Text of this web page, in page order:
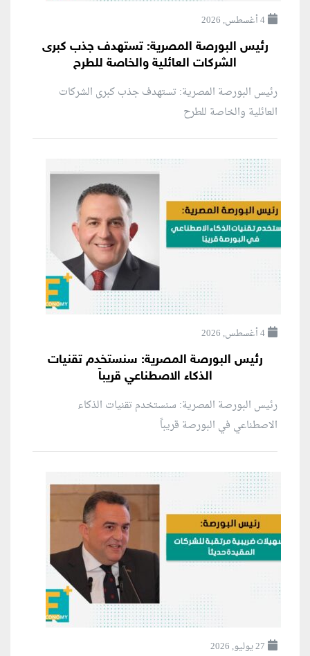
4 أغسطس, 2026
رئيس البورصة المصرية: تستهدف جذب كبرى
الشركات العائلية والخاصة للطرح
رئيس البورصة المصرية: تستهدف جذب كبرى الشركات
العائلية والخاصة للطرح
4 أغسطس, 2026
رئيس البورصة المصرية: سنستخدم تقنيات
الذكاء الاصطناعي قريباً
رئيس البورصة المصرية: سنستخدم تقنيات الذكاء
الاصطناعي في البورصة قريباً
27 يوليو, 2026